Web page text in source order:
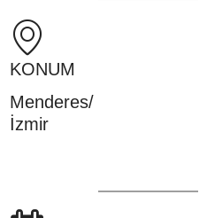
KONUM
Menderes/
İzmir